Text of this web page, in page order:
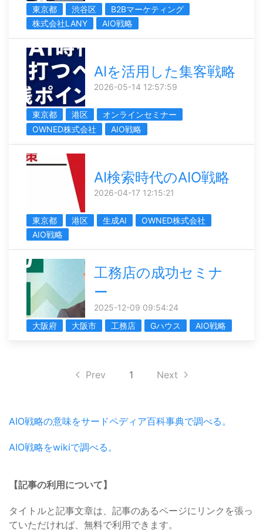
東京都 渋谷区
B2Bマーケティング
株式会社LANY
AIO戦略
AIを活用した集客戦略
2026-05-14 12:57:59
東京都 港区
オンラインセミナー
OWNED株式会社
AIO戦略
AI検索時代のAIO戦略
2026-04-17 12:15:21
東京都 港区 生成AI
OWNED株式会社
AIO戦略
工務店の成功セミナ
ー
2025-12-09 09:54:24
大阪府
大阪市 工務店 Gハウス AIO戦略
Prev 1 Next
AIO戦略の意味をサードペディア百科事典で調べる。
AIO戦略をwikiで調べる。
【記事の利用について】
タイトルと記事文章は、記事のあるページにリンクを張っ
ていただければ、無料で利用できます。